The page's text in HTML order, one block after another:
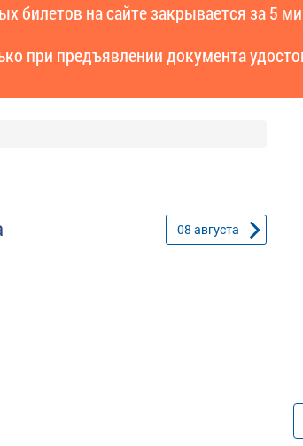
билетов на сайте закрывается за 5
при предъявлении документа
08 августа